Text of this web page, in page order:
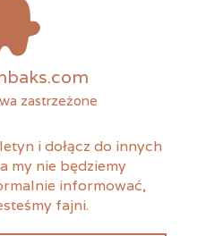
zastrzeżone
i dołącz do innych
my nie będziemy
informować,
fajni.